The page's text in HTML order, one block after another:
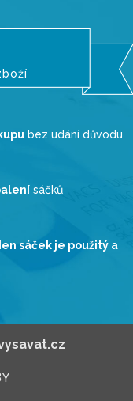
bez udání důvodu
sáčků
sáček je použitý a